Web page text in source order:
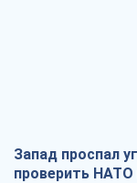
Запад проспал
проверить НАТО